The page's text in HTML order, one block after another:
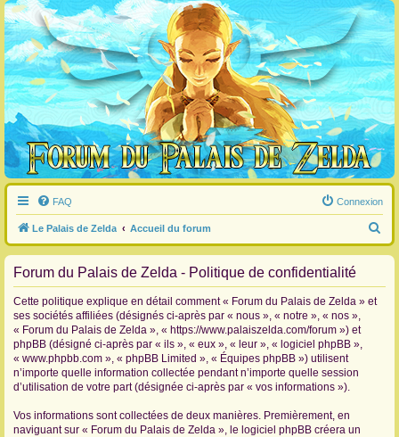
FAQ Connexion
Le Palais de Zelda Accueil du forum
e
Forum du Palais de Zelda - Politique de confidentialité
Cette politique explique en détail comment « Forum du Palais de Zelda » et
ses sociétés affiliées (désignés ci-après par « nous », « notre », « nos »,
« Forum du Palais de Zelda », « https://www.palaiszelda.com/forum ») et
phpBB (désigné ci-après par « ils », « eux », « leur », « logiciel phpBB »,
« www.phpbb.com », « phpBB Limited », « Équipes phpBB ») utilisent
n’importe quelle information collectée pendant n’importe quelle session
d’utilisation de votre part (désignée ci-après par « vos informations »).
Vos informations sont collectées de deux manières. Premièrement, en
naviguant sur « Forum du Palais de Zelda », le logiciel phpBB créera un